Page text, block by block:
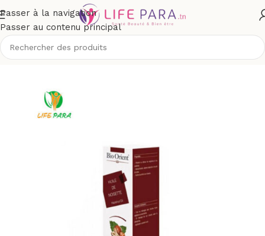
Passer à la navigation
Passer au contenu principal
Accueil/Boutique/Visage/Soins des cicatrices